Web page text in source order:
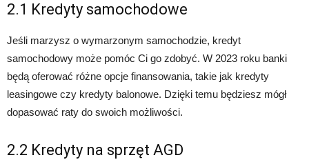
2.1 Kredyty samochodowe
Jeśli marzysz o wymarzonym samochodzie, kredyt
samochodowy może pomóc Ci go zdobyć. W 2023 roku banki
będą oferować różne opcje finansowania, takie jak kredyty
leasingowe czy kredyty balonowe. Dzięki temu będziesz mógł
dopasować raty do swoich możliwości.
2.2 Kredyty na sprzęt AGD